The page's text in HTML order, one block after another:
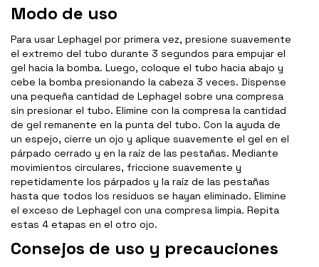
Modo de uso
Para usar Lephagel por primera vez, presione suavemente
el extremo del tubo durante 3 segundos para empujar el
gel hacia la bomba. Luego, coloque el tubo hacia abajo y
cebe la bomba presionando la cabeza 3 veces. Dispense
una pequeña cantidad de Lephagel sobre una compresa
sin presionar el tubo. Elimine con la compresa la cantidad
de gel remanente en la punta del tubo. Con la ayuda de
un espejo, cierre un ojo y aplique suavemente el gel en el
párpado cerrado y en la raíz de las pestañas. Mediante
movimientos circulares, friccione suavemente y
repetidamente los párpados y la raíz de las pestañas
hasta que todos los residuos se hayan eliminado. Elimine
el exceso de Lephagel con una compresa limpia. Repita
estas 4 etapas en el otro ojo.
Consejos de uso y precauciones